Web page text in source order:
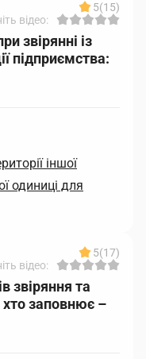
5(15)
відео:
звірянні із
підприємства:
іншої
одиниці для
5(17)
відео:
звіряння та
заповнює –